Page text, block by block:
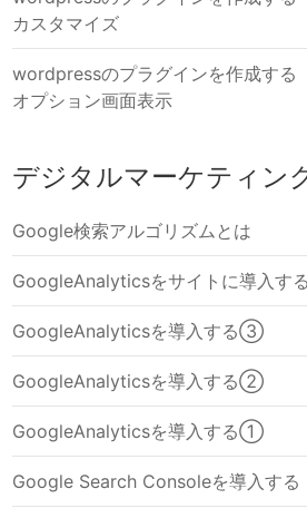
カスタマイズ
wordpressのプラグインを作成する
オプション画面表示
デジタルマーケティン
Google検索アルゴリズムとは
GoogleAnalyticsをサイトに導入する
GoogleAnalyticsを導入する③
GoogleAnalyticsを導入する②
GoogleAnalyticsを導入する①
Google Search Consoleを導入する